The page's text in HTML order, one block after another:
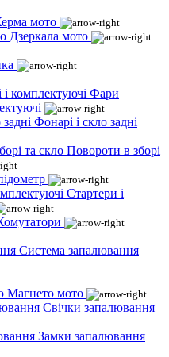
мото
Дзеркала мото
Фари
Фонарі і скло задні
Повороти в зборі
Стартери і
Система запалювання
Магнето мото
Свічки запалювання
Замки запалювання